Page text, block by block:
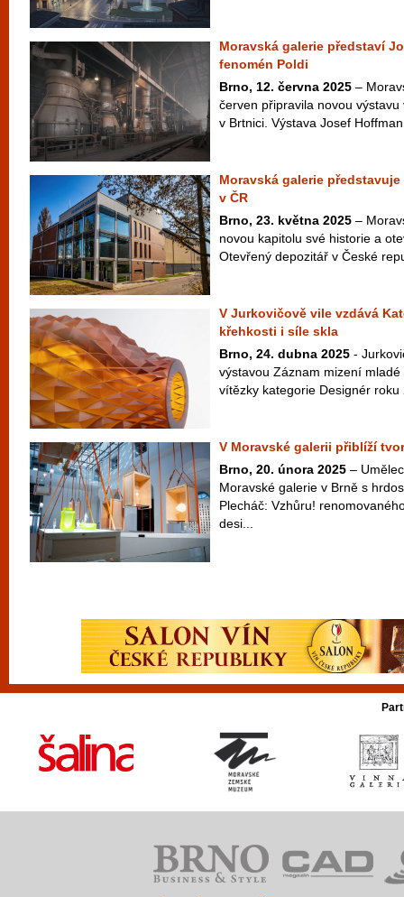
Moravská galerie představí
fenomén Poldi
Brno, 12. června 2025 –
červen připravila novou
v Brtnici. Výstava Josef
Moravská galerie
v ČR
Brno, 23. května 2025 –
novou kapitolu své historie a
Otevřený depozitář v České
V Jurkovičově vile vzdává
křehkosti i síle skla
Brno, 24. dubna 2025 -
výstavou Záznam mizení
vítězky kategorie Designér
V Moravské galerii přiblíží
Brno, 20. února 2025 –
Moravské galerie v Brně s
Plecháč: Vzhůru!
desi...